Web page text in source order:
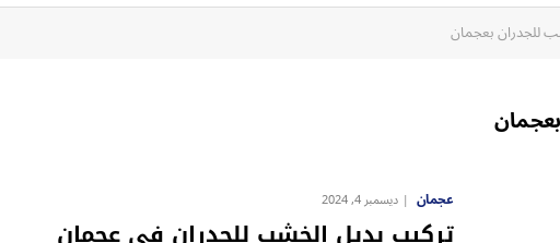
للجدران بعجمان
عجمان ديسمبر 4, 2024
تركيب بديل الخشب للجدران في عجمان